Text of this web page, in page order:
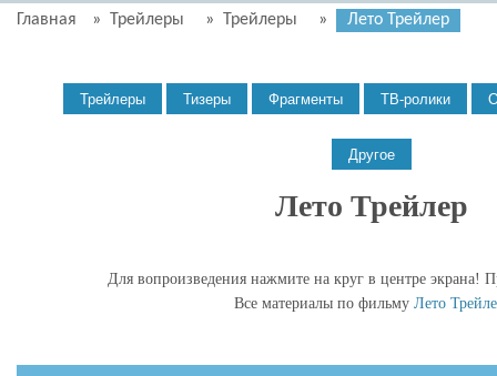
Главная » Трейлеры » Трейлеры » Лето Трейлер
Лето Трейлер
Для вопроизведения нажмите на круг в центре экрана!
Все материалы по фильмуЛето